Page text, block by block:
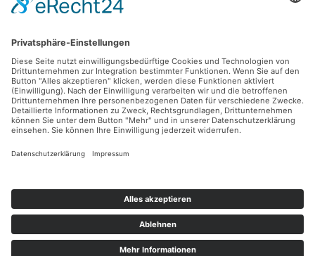
Zahlungsarten
Sicher Einkaufen
Ladengeschäft
Newsletter
Facebook Instagram
Alle Preise inkl. gesetzl. Mehrwertsteuer zzgl.